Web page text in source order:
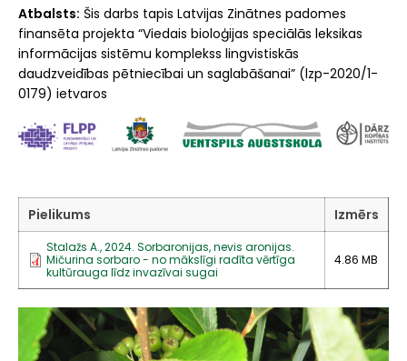
Atbalsts: Šis darbs tapis Latvijas Zinātnes padomes
finansēta projekta “Viedais bioloģijas speciālās leksikas
informācijas sistēmu komplekss lingvistiskās
daudzveidības pētniecībai un saglabāšanai” (lzp-2020/1-
0179) ietvaros
Pielikums Izmērs
Stalažs A., 2024. Sorbaronijas, nevis aronijas.
Mičurina sorbaro - no mākslīgi radīta vērtīga
kultūrauga līdz invazīvai sugai
4.86 MB